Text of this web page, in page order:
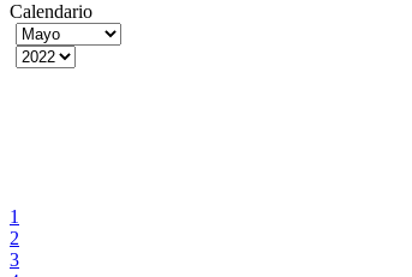
Calendario
1
2
3